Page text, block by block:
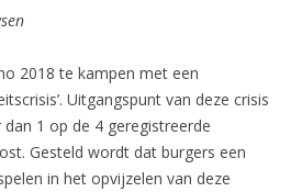
2018 te kampen met een
Uitgangspunt van deze crisis
1 op de 4 geregistreerde
Gesteld wordt dat burgers een
in het opvijzelen van deze